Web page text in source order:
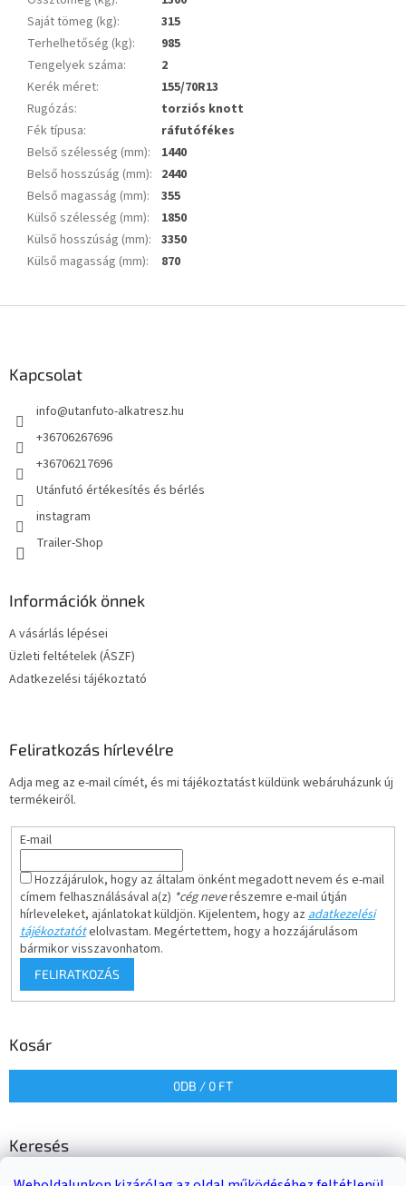
Saját tömeg (kg):
315
Terhelhetőség (kg):
985
Tengelyek száma:
2
Kerék méret:
155/70R13
Rugózás:
torziós knott
Fék típusa:
ráfutófékes
Belső szélesség (mm):
1440
Belső hosszúság (mm): 2440
Belső magasság (mm):
355
Külső szélesség (mm):
1850
Külső hosszúság (mm): 3350
Külső magasság (mm): 870
Kapcsolat
info@utanfuto-alkatresz.hu
+36706267696
+36706217696
Utánfutó értékesítés és bérlés
instagram
Trailer-Shop
Információk önnek
A vásárlás lépései
Üzleti feltételek (ÁSZF)
Adatkezelési tájékoztató
Feliratkozás hírlevélre
Adja meg az e-mail címét, és mi tájékoztatást küldünk webáruházunk új
termékeiről.
E-mail
Hozzájárulok, hogy az általam önként megadott nevem és e-mail
címem felhasználásával a(z) *cég neverészemre e-mail útján
hírleveleket, ajánlatokat küldjön. Kijelentem, hogy azadatkezelési
tájékoztatótelolvastam. Megértettem, hogy a hozzájárulásom
bármikor visszavonhatom.
FELIRATKOZÁS
Kosár
0DB / 0 FT
Keresés